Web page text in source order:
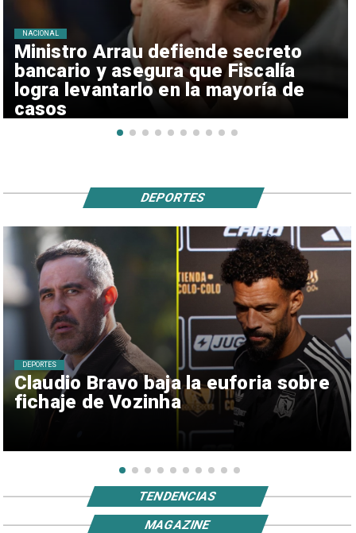
Ministro Arrau defiende secreto
bancario y asegura que Fiscalía
logra levantarlo en la mayoría de
casos
NACIONAL
Claudio Bravo baja la euforia sobre
fichaje de Vozinha
DEPORTES
DEPORTES
TENDENCIAS
MAGAZINE